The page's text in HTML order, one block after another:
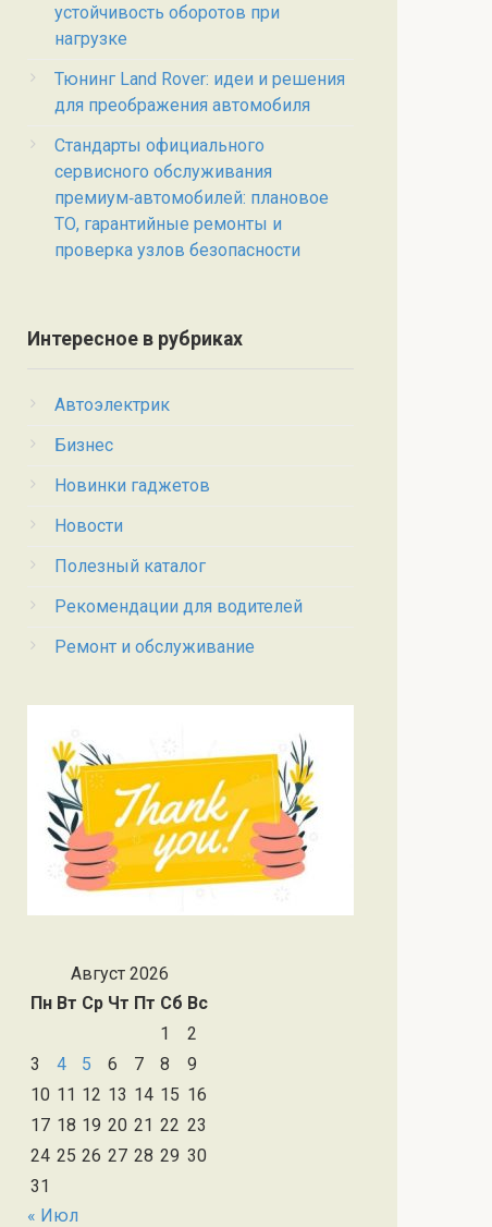
устойчивость оборотов при
нагрузке
Тюнинг Land Rover: идеи и решения
для преображения автомобиля
Стандарты официального
сервисного обслуживания
премиум‑автомобилей: плановое
ТО, гарантийные ремонты и
проверка узлов безопасности
Интересное в рубриках
Автоэлектрик
Бизнес
Новинки гаджетов
Новости
Полезный каталог
Рекомендации для водителей
Ремонт и обслуживание
Август 2026
Пн Вт Ср Чт Пт Сб Вс
1
2
3
4 5 6 7 8
9
10 11 12 13 14 15 16
17 18 19 20 21 22 23
24 25 26 27 28 29 30
31
« Июл